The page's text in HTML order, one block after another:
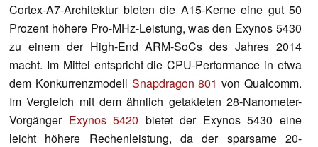
Cortex-A7-Architektur bieten die A15-Kerne eine gut 50
Prozent höhere Pro-MHz-Leistung, was den Exynos 5430
zu einem der High-End ARM-SoCs des Jahres 2014
macht. Im Mittel entspricht die CPU-Performance in etwa
dem Konkurrenzmodell Snapdragon 801 von Qualcomm.
Im Vergleich mit dem ähnlich getakteten 28-Nanometer-
Vorgänger Exynos 5420 bietet der Exynos 5430 eine
leicht höhere Rechenleistung, da der sparsame 20-